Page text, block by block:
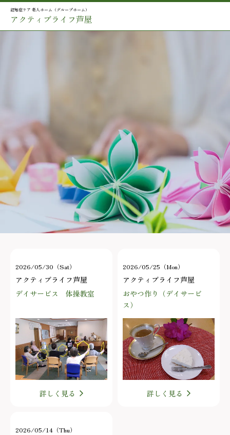
認知症ケア 老人ホーム（グループホーム）
アクティブライフ芦屋
2026/05/30（Sat）
アクティブライフ芦屋
デイサービス 体操教室
詳しく見る
2026/05/25（Mon）
アクティブライフ芦屋
おやつ作り（デイサービ
ス）
詳しく見る
2026/05/14（Thu）